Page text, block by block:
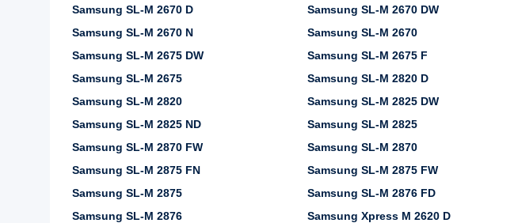
Samsung SL-M 2670 D
Samsung SL-M 2670 DW
Samsung SL-M 2670 N
Samsung SL-M 2670
Samsung SL-M 2675 DW
Samsung SL-M 2675 F
Samsung SL-M 2675
Samsung SL-M 2820 D
Samsung SL-M 2820
Samsung SL-M 2825 DW
Samsung SL-M 2825 ND
Samsung SL-M 2825
Samsung SL-M 2870 FW
Samsung SL-M 2870
Samsung SL-M 2875 FN
Samsung SL-M 2875 FW
Samsung SL-M 2875
Samsung SL-M 2876 FD
Samsung SL-M 2876
Samsung Xpress M 2620 D